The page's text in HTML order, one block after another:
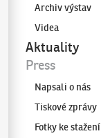
Archiv výstav
Videa
Aktuality
Press
Napsali o nás
Tiskové zprávy
Fotky ke stažení